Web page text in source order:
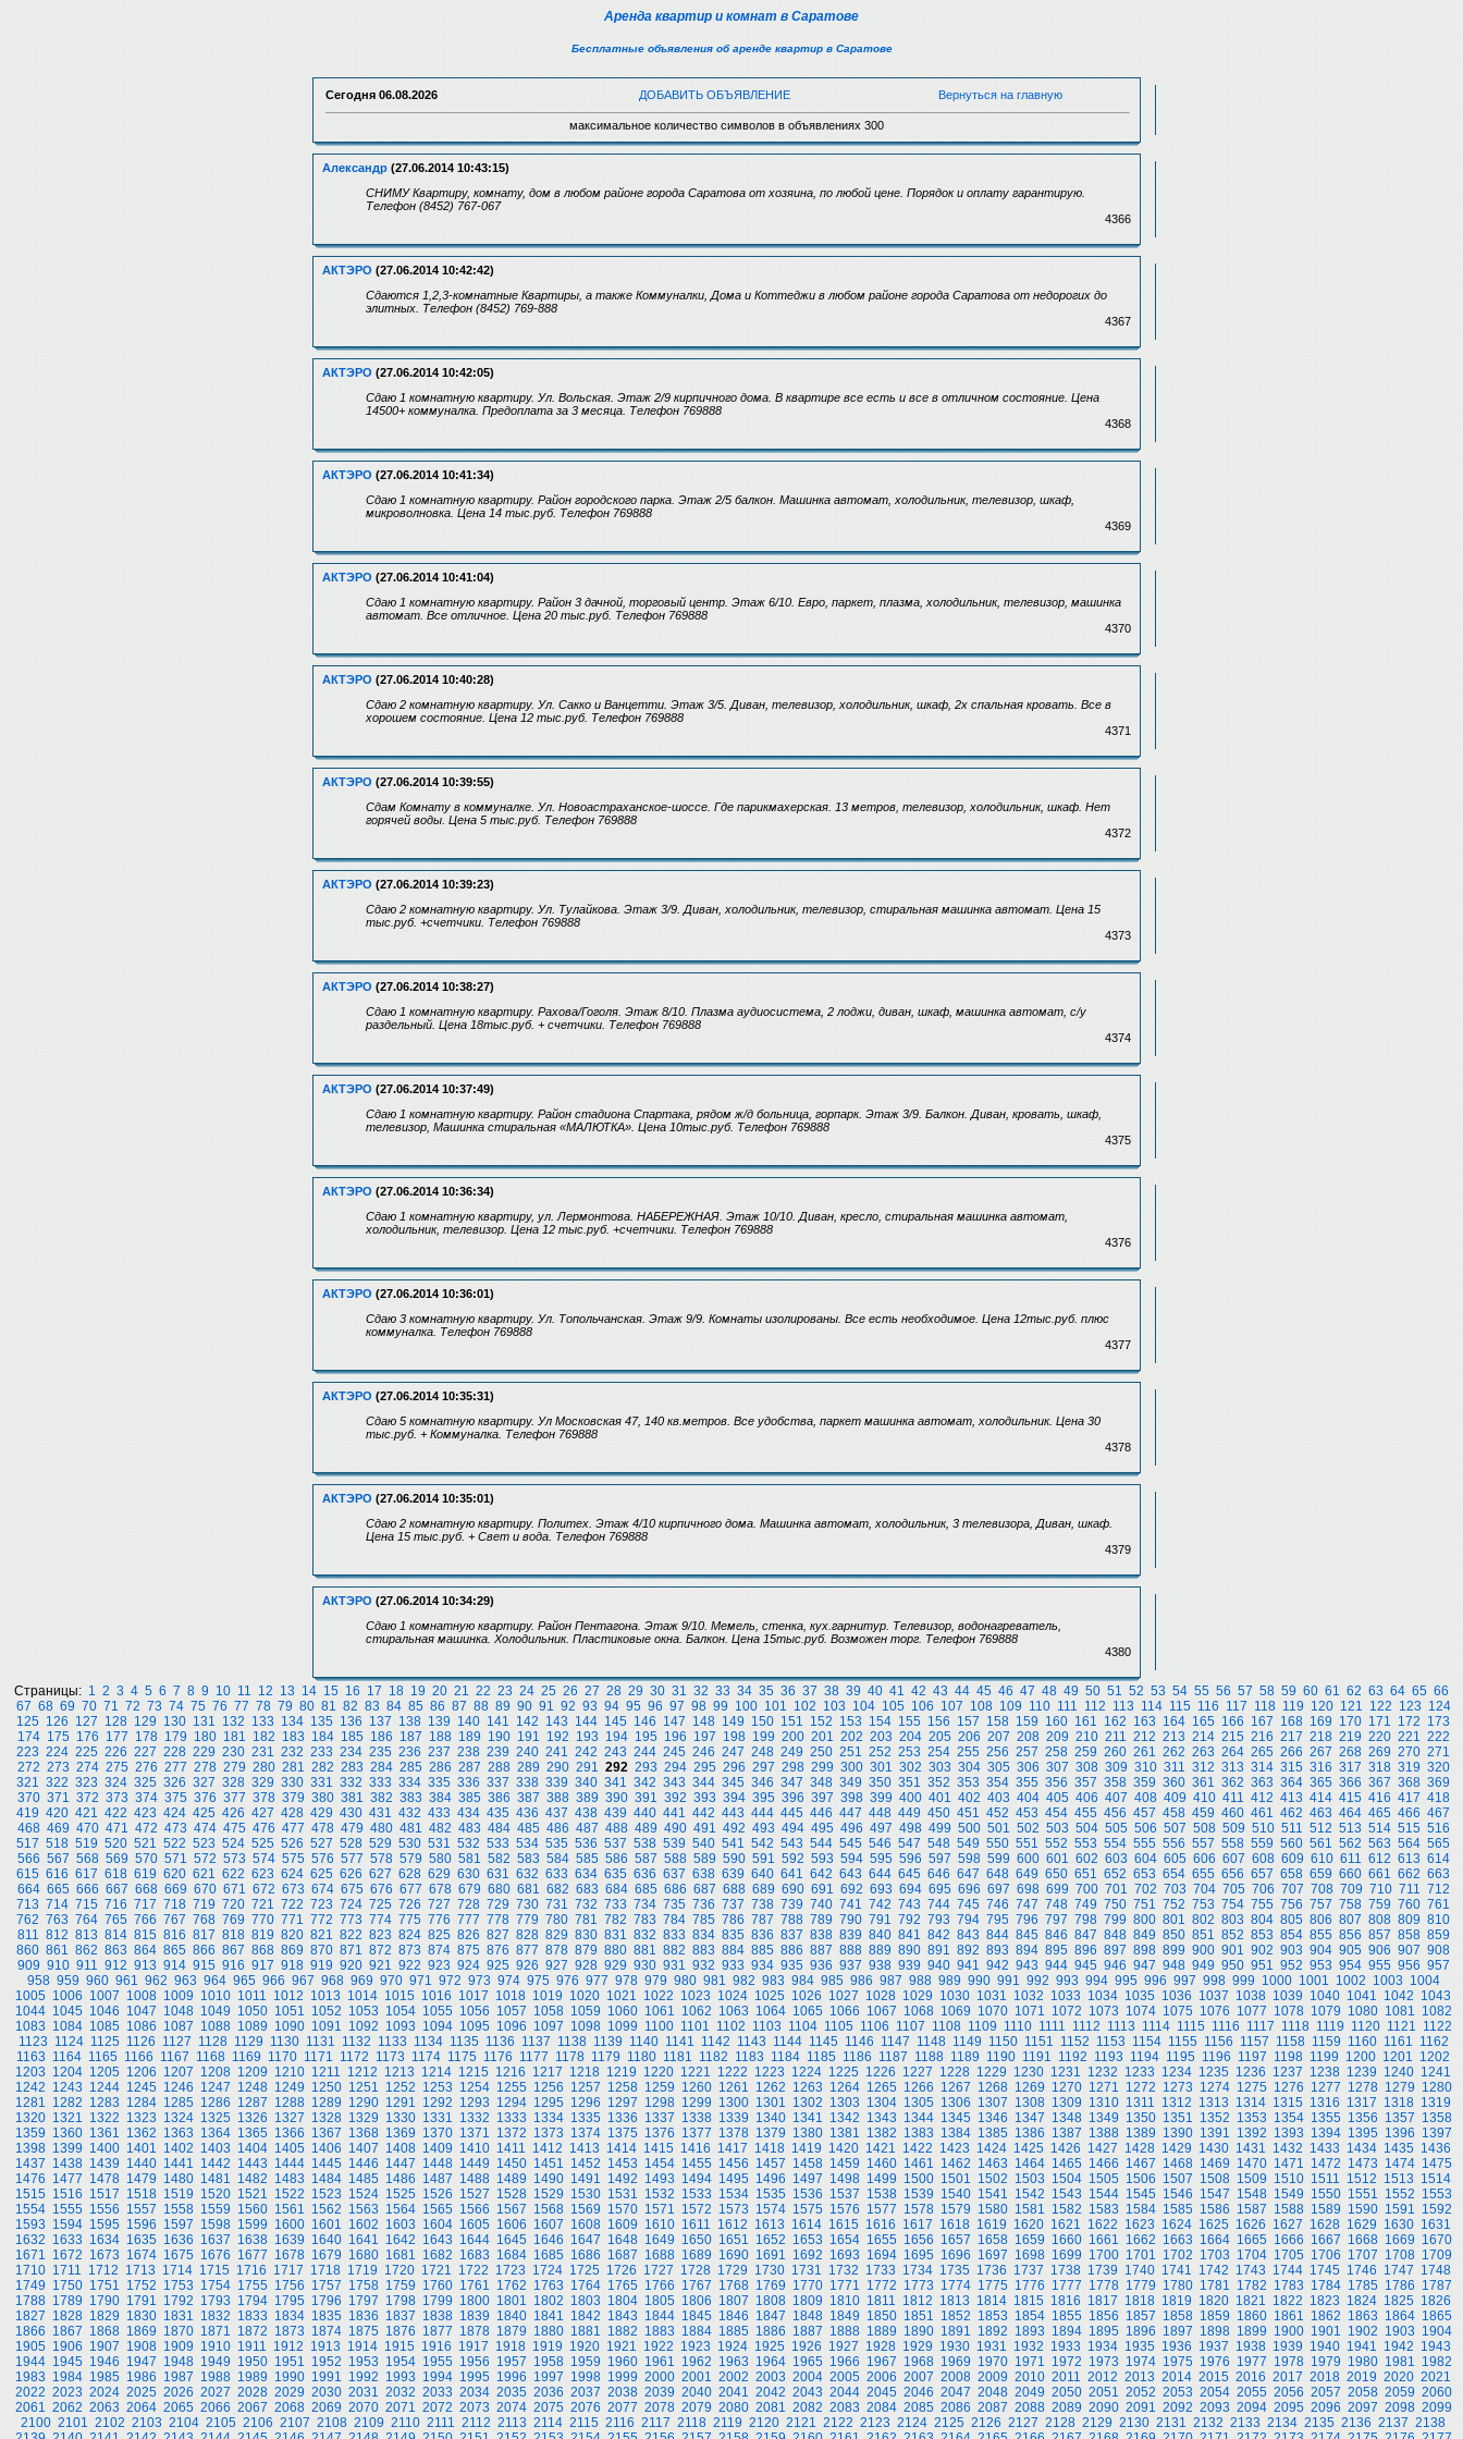
Аренда квартир и комнат в Саратове
Бесплатные объявления об аренде квартир в Саратове
Сегодня 06.08.2026 ДОБАВИТЬ ОБЪЯВЛЕНИЕ Вернуться на главную
максимальное количество символов в объявлениях 300
Александр (27.06.2014 10:43:15)
СНИМУ Квартиру, комнату, дом в любом районе города Саратова от хозяина, по любой цене. Порядок и оплату гарантирую.
Телефон (8452) 767-067
4366
АКТЭРО (27.06.2014 10:42:42)
Сдаются 1,2,3-комнатные Квартиры, а также Коммуналки, Дома и Коттеджи в любом районе города Саратова от недорогих до
элитных. Телефон (8452) 769-888
4367
АКТЭРО (27.06.2014 10:42:05)
Сдаю 1 комнатную квартиру. Ул. Вольская. Этаж 2/9 кирпичного дома. В квартире все есть и все в отличном состояние. Цена
14500+ коммуналка. Предоплата за 3 месяца. Телефон 769888
4368
АКТЭРО (27.06.2014 10:41:34)
Сдаю 1 комнатную квартиру. Район городского парка. Этаж 2/5 балкон. Машинка автомат, холодильник, телевизор, шкаф,
микроволновка. Цена 14 тыс.руб. Телефон 769888
4369
АКТЭРО (27.06.2014 10:41:04)
Сдаю 1 комнатную квартиру. Район 3 дачной, торговый центр. Этаж 6/10. Евро, паркет, плазма, холодильник, телевизор, машинка
автомат. Все отличное. Цена 20 тыс.руб. Телефон 769888
4370
АКТЭРО (27.06.2014 10:40:28)
Сдаю 2 комнатную квартиру. Ул. Сакко и Ванцетти. Этаж 3/5. Диван, телевизор, холодильник, шкаф, 2х спальная кровать. Все в
хорошем состояние. Цена 12 тыс.руб. Телефон 769888
4371
АКТЭРО (27.06.2014 10:39:55)
Сдам Комнату в коммуналке. Ул. Новоастраханское-шоссе. Где парикмахерская. 13 метров, телевизор, холодильник, шкаф. Нет
горячей воды. Цена 5 тыс.руб. Телефон 769888
4372
АКТЭРО (27.06.2014 10:39:23)
Сдаю 2 комнатную квартиру. Ул. Тулайкова. Этаж 3/9. Диван, холодильник, телевизор, стиральная машинка автомат. Цена 15
тыс.руб. +счетчики. Телефон 769888
4373
АКТЭРО (27.06.2014 10:38:27)
Сдаю 1 комнатную квартиру. Рахова/Гоголя. Этаж 8/10. Плазма аудиосистема, 2 лоджи, диван, шкаф, машинка автомат, с/у
раздельный. Цена 18тыс.руб. + счетчики. Телефон 769888
4374
АКТЭРО (27.06.2014 10:37:49)
Сдаю 1 комнатную квартиру. Район стадиона Спартака, рядом ж/д больница, горпарк. Этаж 3/9. Балкон. Диван, кровать, шкаф,
телевизор, Машинка стиральная «МАЛЮТКА». Цена 10тыс.руб. Телефон 769888
4375
АКТЭРО (27.06.2014 10:36:34)
Сдаю 1 комнатную квартиру, ул. Лермонтова. НАБЕРЕЖНАЯ. Этаж 10/10. Диван, кресло, стиральная машинка автомат,
холодильник, телевизор. Цена 12 тыс.руб. +счетчики. Телефон 769888
4376
АКТЭРО (27.06.2014 10:36:01)
Сдаю 3 комнатную квартиру. Ул. Топольчанская. Этаж 9/9. Комнаты изолированы. Все есть необходимое. Цена 12тыс.руб. плюс
коммуналка. Телефон 769888
4377
АКТЭРО (27.06.2014 10:35:31)
Сдаю 5 комнатную квартиру. Ул Московская 47, 140 кв.метров. Все удобства, паркет машинка автомат, холодильник. Цена 30
тыс.руб. + Коммуналка. Телефон 769888
4378
АКТЭРО (27.06.2014 10:35:01)
Сдаю 2 комнатную квартиру. Политех. Этаж 4/10 кирпичного дома. Машинка автомат, холодильник, 3 телевизора, Диван, шкаф.
Цена 15 тыс.руб. + Свет и вода. Телефон 769888
4379
АКТЭРО (27.06.2014 10:34:29)
Сдаю 1 комнатную квартиру. Район Пентагона. Этаж 9/10. Мемель, стенка, кух.гарнитур. Телевизор, водонагреватель,
стиральная машинка. Холодильник. Пластиковые окна. Балкон. Цена 15тыс.руб. Возможен торг. Телефон 769888
4380
Страницы: 1 2 3 4 5 6 7 8 9 10 11 12 13 14 15 16 17 18 19 20 21 22 23 24 25 26 27 28 29 30 31 32 33 34 35 36 37 38 39 40 41 42 43 44 45 46 47 48 49 50 51 52 53 54 55 56 57 58 59 60 61 62 63 64 65 66
67 68 69 70 71 72 73 74 75 76 77 78 79 80 81 82 83 84 85 86 87 88 89 90 91 92 93 94 95 96 97 98 99 100 101 102 103 104 105 106 107 108 109 110 111 112 113 114 115 116 117 118 119 120 121 122 123 124
125 126 127 128 129 130 131 132 133 134 135 136 137 138 139 140 141 142 143 144 145 146 147 148 149 150 151 152 153 154 155 156 157 158 159 160 161 162 163 164 165 166 167 168 169 170 171 172 173
174 175 176 177 178 179 180 181 182 183 184 185 186 187 188 189 190 191 192 193 194 195 196 197 198 199 200 201 202 203 204 205 206 207 208 209 210 211 212 213 214 215 216 217 218 219 220 221 222
223 224 225 226 227 228 229 230 231 232 233 234 235 236 237 238 239 240 241 242 243 244 245 246 247 248 249 250 251 252 253 254 255 256 257 258 259 260 261 262 263 264 265 266 267 268 269 270 271
272 273 274 275 276 277 278 279 280 281 282 283 284 285 286 287 288 289 290 291 292 293 294 295 296 297 298 299 300 301 302 303 304 305 306 307 308 309 310 311 312 313 314 315 316 317 318 319 320
321 322 323 324 325 326 327 328 329 330 331 332 333 334 335 336 337 338 339 340 341 342 343 344 345 346 347 348 349 350 351 352 353 354 355 356 357 358 359 360 361 362 363 364 365 366 367 368 369
370 371 372 373 374 375 376 377 378 379 380 381 382 383 384 385 386 387 388 389 390 391 392 393 394 395 396 397 398 399 400 401 402 403 404 405 406 407 408 409 410 411 412 413 414 415 416 417 418
419 420 421 422 423 424 425 426 427 428 429 430 431 432 433 434 435 436 437 438 439 440 441 442 443 444 445 446 447 448 449 450 451 452 453 454 455 456 457 458 459 460 461 462 463 464 465 466 467
468 469 470 471 472 473 474 475 476 477 478 479 480 481 482 483 484 485 486 487 488 489 490 491 492 493 494 495 496 497 498 499 500 501 502 503 504 505 506 507 508 509 510 511 512 513 514 515 516
517 518 519 520 521 522 523 524 525 526 527 528 529 530 531 532 533 534 535 536 537 538 539 540 541 542 543 544 545 546 547 548 549 550 551 552 553 554 555 556 557 558 559 560 561 562 563 564 565
566 567 568 569 570 571 572 573 574 575 576 577 578 579 580 581 582 583 584 585 586 587 588 589 590 591 592 593 594 595 596 597 598 599 600 601 602 603 604 605 606 607 608 609 610 611 612 613 614
615 616 617 618 619 620 621 622 623 624 625 626 627 628 629 630 631 632 633 634 635 636 637 638 639 640 641 642 643 644 645 646 647 648 649 650 651 652 653 654 655 656 657 658 659 660 661 662 663
664 665 666 667 668 669 670 671 672 673 674 675 676 677 678 679 680 681 682 683 684 685 686 687 688 689 690 691 692 693 694 695 696 697 698 699 700 701 702 703 704 705 706 707 708 709 710 711 712
713 714 715 716 717 718 719 720 721 722 723 724 725 726 727 728 729 730 731 732 733 734 735 736 737 738 739 740 741 742 743 744 745 746 747 748 749 750 751 752 753 754 755 756 757 758 759 760 761
762 763 764 765 766 767 768 769 770 771 772 773 774 775 776 777 778 779 780 781 782 783 784 785 786 787 788 789 790 791 792 793 794 795 796 797 798 799 800 801 802 803 804 805 806 807 808 809 810
811 812 813 814 815 816 817 818 819 820 821 822 823 824 825 826 827 828 829 830 831 832 833 834 835 836 837 838 839 840 841 842 843 844 845 846 847 848 849 850 851 852 853 854 855 856 857 858 859
860 861 862 863 864 865 866 867 868 869 870 871 872 873 874 875 876 877 878 879 880 881 882 883 884 885 886 887 888 889 890 891 892 893 894 895 896 897 898 899 900 901 902 903 904 905 906 907 908
909 910 911 912 913 914 915 916 917 918 919 920 921 922 923 924 925 926 927 928 929 930 931 932 933 934 935 936 937 938 939 940 941 942 943 944 945 946 947 948 949 950 951 952 953 954 955 956 957
958 959 960 961 962 963 964 965 966 967 968 969 970 971 972 973 974 975 976 977 978 979 980 981 982 983 984 985 986 987 988 989 990 991 992 993 994 995 996 997 998 999 1000 1001 1002 1003 1004
1005 1006 1007 1008 1009 1010 1011 1012 1013 1014 1015 1016 1017 1018 1019 1020 1021 1022 1023 1024 1025 1026 1027 1028 1029 1030 1031 1032 1033 1034 1035 1036 1037 1038 1039 1040 1041 1042 1043
1044 1045 1046 1047 1048 1049 1050 1051 1052 1053 1054 1055 1056 1057 1058 1059 1060 1061 1062 1063 1064 1065 1066 1067 1068 1069 1070 1071 1072 1073 1074 1075 1076 1077 1078 1079 1080 1081 1082
1083 1084 1085 1086 1087 1088 1089 1090 1091 1092 1093 1094 1095 1096 1097 1098 1099 1100 1101 1102 1103 1104 1105 1106 1107 1108 1109 1110 1111 1112 1113 1114 1115 1116 1117 1118 1119 1120 1121 1122
1123 1124 1125 1126 1127 1128 1129 1130 1131 1132 1133 1134 1135 1136 1137 1138 1139 1140 1141 1142 1143 1144 1145 1146 1147 1148 1149 1150 1151 1152 1153 1154 1155 1156 1157 1158 1159 1160 1161 1162
1163 1164 1165 1166 1167 1168 1169 1170 1171 1172 1173 1174 1175 1176 1177 1178 1179 1180 1181 1182 1183 1184 1185 1186 1187 1188 1189 1190 1191 1192 1193 1194 1195 1196 1197 1198 1199 1200 1201 1202
1203 1204 1205 1206 1207 1208 1209 1210 1211 1212 1213 1214 1215 1216 1217 1218 1219 1220 1221 1222 1223 1224 1225 1226 1227 1228 1229 1230 1231 1232 1233 1234 1235 1236 1237 1238 1239 1240 1241
1242 1243 1244 1245 1246 1247 1248 1249 1250 1251 1252 1253 1254 1255 1256 1257 1258 1259 1260 1261 1262 1263 1264 1265 1266 1267 1268 1269 1270 1271 1272 1273 1274 1275 1276 1277 1278 1279 1280
1281 1282 1283 1284 1285 1286 1287 1288 1289 1290 1291 1292 1293 1294 1295 1296 1297 1298 1299 1300 1301 1302 1303 1304 1305 1306 1307 1308 1309 1310 1311 1312 1313 1314 1315 1316 1317 1318 1319
1320 1321 1322 1323 1324 1325 1326 1327 1328 1329 1330 1331 1332 1333 1334 1335 1336 1337 1338 1339 1340 1341 1342 1343 1344 1345 1346 1347 1348 1349 1350 1351 1352 1353 1354 1355 1356 1357 1358
1359 1360 1361 1362 1363 1364 1365 1366 1367 1368 1369 1370 1371 1372 1373 1374 1375 1376 1377 1378 1379 1380 1381 1382 1383 1384 1385 1386 1387 1388 1389 1390 1391 1392 1393 1394 1395 1396 1397
1398 1399 1400 1401 1402 1403 1404 1405 1406 1407 1408 1409 1410 1411 1412 1413 1414 1415 1416 1417 1418 1419 1420 1421 1422 1423 1424 1425 1426 1427 1428 1429 1430 1431 1432 1433 1434 1435 1436
1437 1438 1439 1440 1441 1442 1443 1444 1445 1446 1447 1448 1449 1450 1451 1452 1453 1454 1455 1456 1457 1458 1459 1460 1461 1462 1463 1464 1465 1466 1467 1468 1469 1470 1471 1472 1473 1474 1475
1476 1477 1478 1479 1480 1481 1482 1483 1484 1485 1486 1487 1488 1489 1490 1491 1492 1493 1494 1495 1496 1497 1498 1499 1500 1501 1502 1503 1504 1505 1506 1507 1508 1509 1510 1511 1512 1513 1514
1515 1516 1517 1518 1519 1520 1521 1522 1523 1524 1525 1526 1527 1528 1529 1530 1531 1532 1533 1534 1535 1536 1537 1538 1539 1540 1541 1542 1543 1544 1545 1546 1547 1548 1549 1550 1551 1552 1553
1554 1555 1556 1557 1558 1559 1560 1561 1562 1563 1564 1565 1566 1567 1568 1569 1570 1571 1572 1573 1574 1575 1576 1577 1578 1579 1580 1581 1582 1583 1584 1585 1586 1587 1588 1589 1590 1591 1592
1593 1594 1595 1596 1597 1598 1599 1600 1601 1602 1603 1604 1605 1606 1607 1608 1609 1610 1611 1612 1613 1614 1615 1616 1617 1618 1619 1620 1621 1622 1623 1624 1625 1626 1627 1628 1629 1630 1631
1632 1633 1634 1635 1636 1637 1638 1639 1640 1641 1642 1643 1644 1645 1646 1647 1648 1649 1650 1651 1652 1653 1654 1655 1656 1657 1658 1659 1660 1661 1662 1663 1664 1665 1666 1667 1668 1669 1670
1671 1672 1673 1674 1675 1676 1677 1678 1679 1680 1681 1682 1683 1684 1685 1686 1687 1688 1689 1690 1691 1692 1693 1694 1695 1696 1697 1698 1699 1700 1701 1702 1703 1704 1705 1706 1707 1708 1709
1710 1711 1712 1713 1714 1715 1716 1717 1718 1719 1720 1721 1722 1723 1724 1725 1726 1727 1728 1729 1730 1731 1732 1733 1734 1735 1736 1737 1738 1739 1740 1741 1742 1743 1744 1745 1746 1747 1748
1749 1750 1751 1752 1753 1754 1755 1756 1757 1758 1759 1760 1761 1762 1763 1764 1765 1766 1767 1768 1769 1770 1771 1772 1773 1774 1775 1776 1777 1778 1779 1780 1781 1782 1783 1784 1785 1786 1787
1788 1789 1790 1791 1792 1793 1794 1795 1796 1797 1798 1799 1800 1801 1802 1803 1804 1805 1806 1807 1808 1809 1810 1811 1812 1813 1814 1815 1816 1817 1818 1819 1820 1821 1822 1823 1824 1825 1826
1827 1828 1829 1830 1831 1832 1833 1834 1835 1836 1837 1838 1839 1840 1841 1842 1843 1844 1845 1846 1847 1848 1849 1850 1851 1852 1853 1854 1855 1856 1857 1858 1859 1860 1861 1862 1863 1864 1865
1866 1867 1868 1869 1870 1871 1872 1873 1874 1875 1876 1877 1878 1879 1880 1881 1882 1883 1884 1885 1886 1887 1888 1889 1890 1891 1892 1893 1894 1895 1896 1897 1898 1899 1900 1901 1902 1903 1904
1905 1906 1907 1908 1909 1910 1911 1912 1913 1914 1915 1916 1917 1918 1919 1920 1921 1922 1923 1924 1925 1926 1927 1928 1929 1930 1931 1932 1933 1934 1935 1936 1937 1938 1939 1940 1941 1942 1943
1944 1945 1946 1947 1948 1949 1950 1951 1952 1953 1954 1955 1956 1957 1958 1959 1960 1961 1962 1963 1964 1965 1966 1967 1968 1969 1970 1971 1972 1973 1974 1975 1976 1977 1978 1979 1980 1981 1982
1983 1984 1985 1986 1987 1988 1989 1990 1991 1992 1993 1994 1995 1996 1997 1998 1999 2000 2001 2002 2003 2004 2005 2006 2007 2008 2009 2010 2011 2012 2013 2014 2015 2016 2017 2018 2019 2020 2021
2022 2023 2024 2025 2026 2027 2028 2029 2030 2031 2032 2033 2034 2035 2036 2037 2038 2039 2040 2041 2042 2043 2044 2045 2046 2047 2048 2049 2050 2051 2052 2053 2054 2055 2056 2057 2058 2059 2060
2061 2062 2063 2064 2065 2066 2067 2068 2069 2070 2071 2072 2073 2074 2075 2076 2077 2078 2079 2080 2081 2082 2083 2084 2085 2086 2087 2088 2089 2090 2091 2092 2093 2094 2095 2096 2097 2098 2099
2100 2101 2102 2103 2104 2105 2106 2107 2108 2109 2110 2111 2112 2113 2114 2115 2116 2117 2118 2119 2120 2121 2122 2123 2124 2125 2126 2127 2128 2129 2130 2131 2132 2133 2134 2135 2136 2137 2138